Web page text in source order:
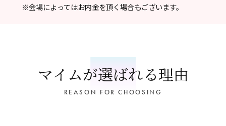
※会場によってはお内金を頂く場合もございます。
マイムが選ばれる理由
REASON FOR CHOOSING